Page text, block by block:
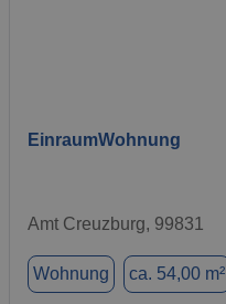
EinraumWohnung
Amt Creuzburg, 99831
Wohnung ca. 54,00 m²